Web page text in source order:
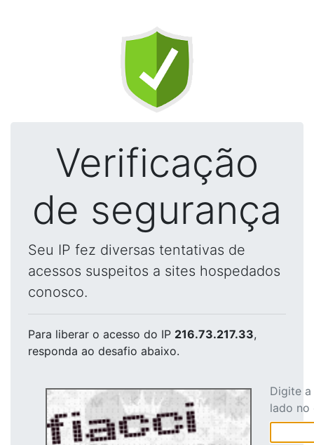
Verificação
de segurança
Seu IP fez diversas tentativas de
acessos suspeitos a sites hospedados
conosco.
Para liberar o acesso do IP 216.73.217.33,
responda ao desafio abaixo.
Digite
lado no